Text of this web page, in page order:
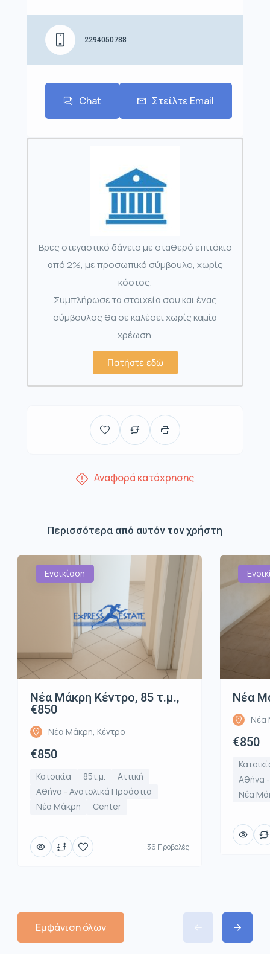
2294050788
Chat Στείλτε Email
Βρες στεγαστικό δάνειο με σταθερό επιτόκιο
από 2%, με προσωπικό σύμβουλο, χωρίς
κόστος.
Συμπλήρωσε τα στοιχεία σου και ένας
σύμβουλος θα σε καλέσει χωρίς καμία
χρέωση.
Πατήστε εδώ
Αναφορά κατάχρησης
Περισσότερα από αυτόν τον χρήστη
Ενοικίαση
Νέα Μάκρη Κέντρο, 85 τ.μ.,
€850
Νέα Μάκρη, Κέντρο
€850
Κατοικία 85τ.μ.
Αττική
Αθήνα - Ανατολικά Προάστια
Νέα Μάκρη
Center
36 Προβολές
Νέα
Νέα
€850
Αθήνα
Νέα
Εμφάνιση όλων